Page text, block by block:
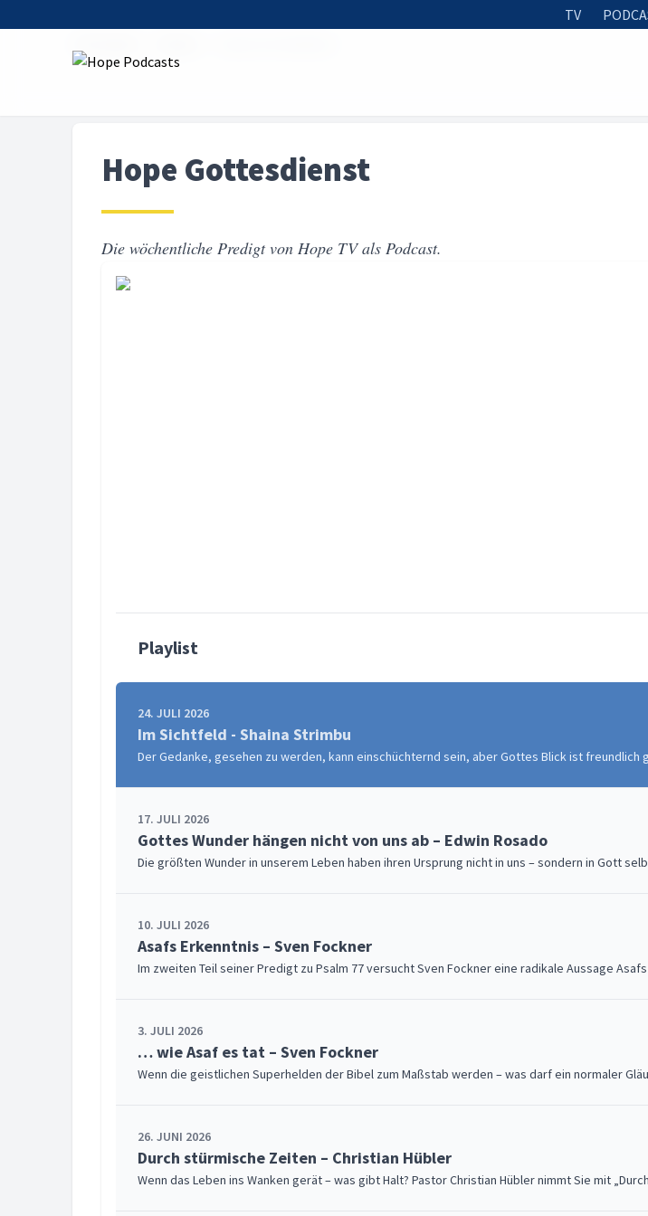
TV
Hope Gottesdienst
Die wöchentliche Predigt von Hope TV als Podcast.
Playlist
24. JULI 2026
Im Sichtfeld - Shaina Strimbu
Der Gedanke, gesehen zu werden, kann einschüchternd sein, aber Gottes Blick ist
17. JULI 2026
Gottes Wunder hängen nicht von uns ab – Edwin Rosado
Die größten Wunder in unserem Leben haben ihren Ursprung nicht in uns – sondern in Gott
10. JULI 2026
Asafs Erkenntnis – Sven Fockner
Im zweiten Teil seiner Predigt zu Psalm 77 versucht Sven Fockner eine radikale Aussage
3. JULI 2026
… wie Asaf es tat – Sven Fockner
Wenn die geistlichen Superhelden der Bibel zum Maßstab werden – was darf ein normaler
26. JUNI 2026
Durch stürmische Zeiten – Christian Hübler
Wenn das Leben ins Wanken gerät – was gibt Halt? Pastor Christian Hübler nimmt Sie mit